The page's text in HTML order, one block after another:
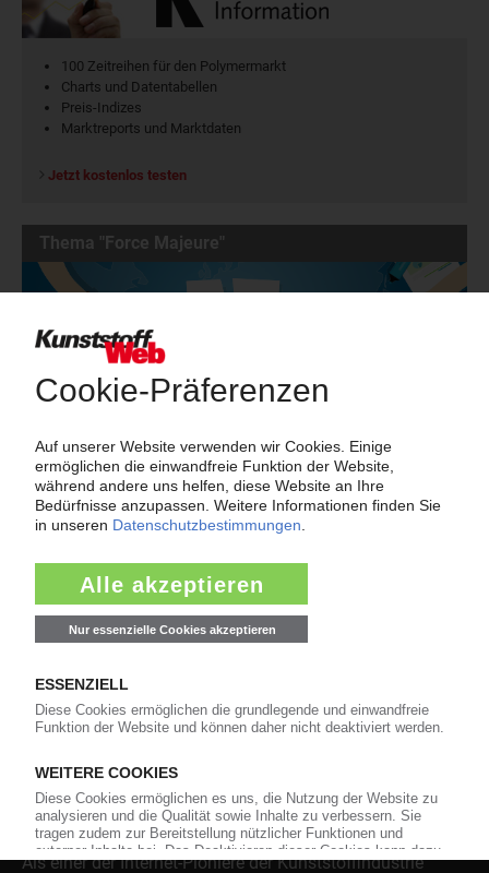
100 Zeitreihen für den Polymermarkt
Charts und Datentabellen
Preis-Indizes
Marktreports und Marktdaten
Jetzt kostenlos testen
Thema "Force Majeure"
Fragen und Antworten: Was Kunst­stoff­verarbeiter wissen müssen,
wenn der Lieferant nicht mehr liefert – Informationen zum
Themenkomplex Force Majeure, Corona und Kunststoff-
Preisentwicklung sowie Tipps für die Praxis.
Über das KunststoffWeb
Als einer der Internet-Pioniere der Kunststoffindustrie